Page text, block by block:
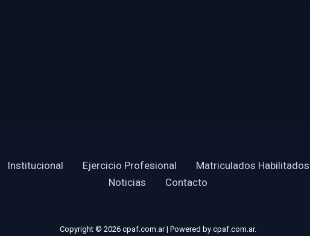
Institucional Ejercicio Profesional
Matriculados Habilitados
Noticias
Contacto
Copyright © 2026 cpaf.com.ar | Powered by cpaf.com.ar.